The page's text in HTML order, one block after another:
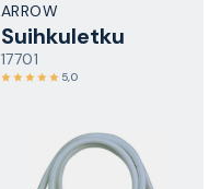
ARROW
Suihkuletku
17701
5,0